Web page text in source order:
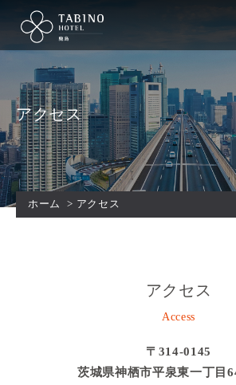
アクセス
ホーム > アクセス
アクセス
Access
〒314-0145
茨城県神栖市平泉東一丁目